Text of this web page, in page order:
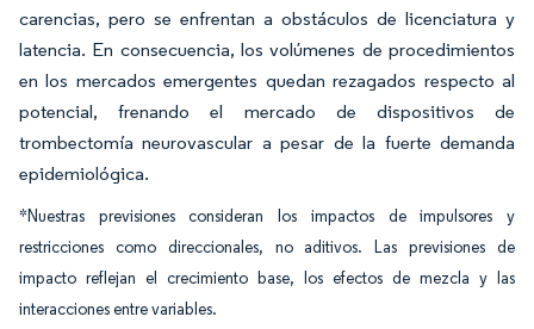
carencias, pero se enfrentan a obstáculos de licenciatura y
latencia. En consecuencia, los volúmenes de procedimientos
en los mercados emergentes quedan rezagados respecto al
potencial, frenando el mercado de dispositivos de
trombectomía neurovascular a pesar de la fuerte demanda
epidemiológica.
*Nuestras previsiones consideran los impactos de impulsores y
restricciones como direccionales, no aditivos. Las previsiones de
impacto reflejan el crecimiento base, los efectos de mezcla y las
interacciones entre variables.